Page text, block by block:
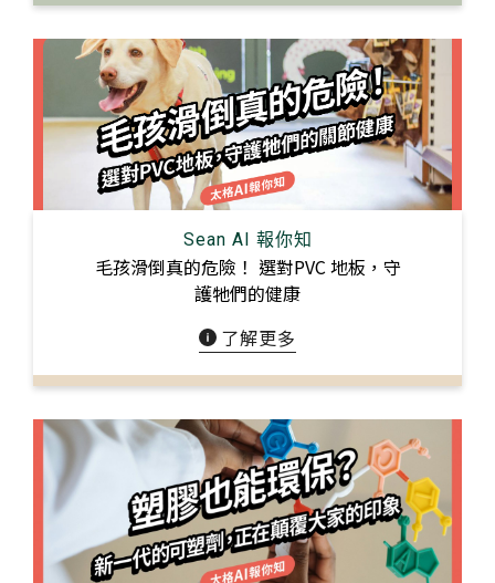
搜尋
搜尋
熱門搜尋 太格AI報你知 隔音建材
Sean AI 報你知
毛孩滑倒真的危險！ 選對PVC 地板，守
護牠們的健康
了解更多